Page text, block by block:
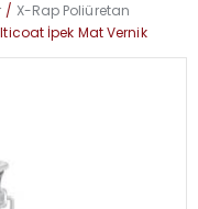
X-Rap Poliüretan
İpek Mat Vernik